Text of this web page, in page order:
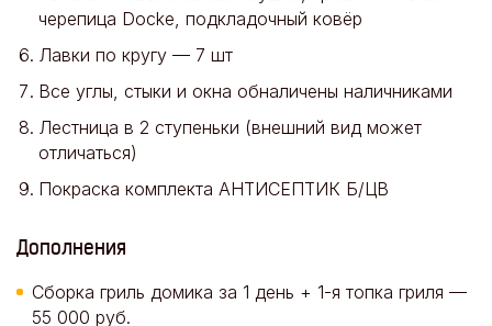
черепица Docke, подкладочный ковёр
Лавки по кругу — 7 шт
Все углы, стыки и окна обналичены наличниками
Лестница в 2 ступеньки (внешний вид может
отличаться)
Покраска комплекта АНТИСЕПТИК Б/ЦВ
Дополнения
Сборка гриль домика за 1 день + 1-я топка гриля —
55 000 руб.